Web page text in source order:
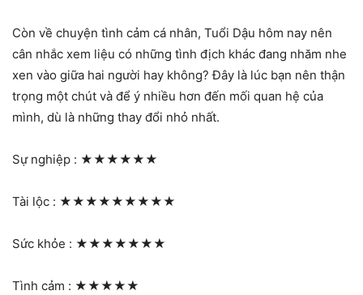
Còn về chuyện tình cảm cá nhân, Tuổi Dậu hôm nay nên
cân nhắc xem liệu có những tình địch khác đang nhăm nhe
xen vào giữa hai người hay không? Đây là lúc bạn nên thận
trọng một chút và để ý nhiều hơn đến mối quan hệ của
mình, dù là những thay đổi nhỏ nhất.
Sự nghiệp : ★★★★★★
Tài lộc : ★★★★★★★★★
Sức khỏe : ★★★★★★★
Tình cảm : ★★★★★